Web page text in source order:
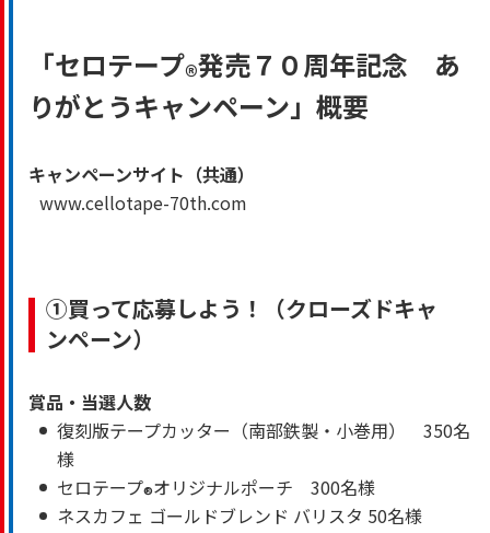
「セロテープ®発売７０周年記念 あ
りがとうキャンペーン」概要
キャンペーンサイト（共通）
www.cellotape-70th.com
①買って応募しよう！（クローズドキャ
ンペーン）
賞品・当選人数
復刻版テープカッター（南部鉄製・小巻用） 350名
様
セロテープ®オリジナルポーチ 300名様
ネスカフェ ゴールドブレンド バリスタ 50名様